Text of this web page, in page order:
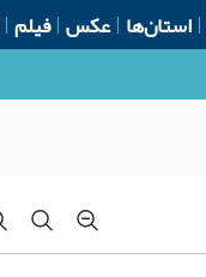
استان‌ها عکس فیلم